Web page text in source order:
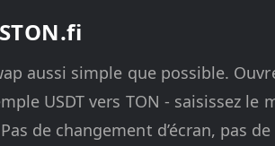
aussi simple que possible.
USDT vers TON - saisissez
de changement d’écran, pas